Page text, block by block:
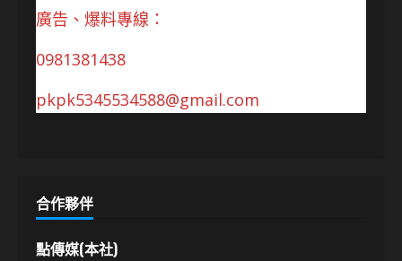
廣告、爆料專線：
0981381438
pkpk5345534588@gmail.com
合作夥伴
點傳媒(本社)